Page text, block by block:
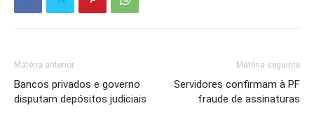
Matéria anterior
Bancos privados e governo
disputam depósitos judiciais
Matéria seguinte
Servidores confirmam à PF
fraude de assinaturas